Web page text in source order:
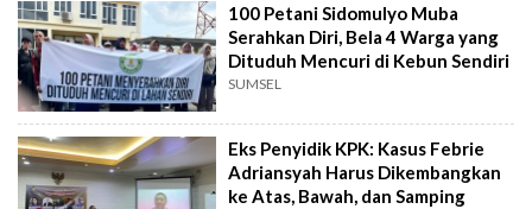
100 Petani Sidomulyo Muba
Serahkan Diri, Bela 4 Warga yang
Dituduh Mencuri di Kebun Sendiri
SUMSEL
Eks Penyidik KPK: Kasus Febrie
Adriansyah Harus Dikembangkan
ke Atas, Bawah, dan Samping